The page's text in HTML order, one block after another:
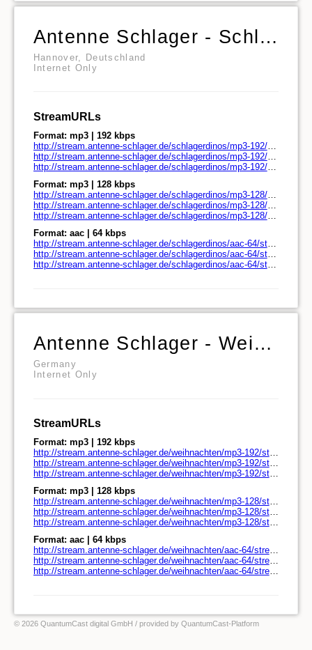
Antenne Schlager - Schlager Dinos
Hannover, Deutschland
Internet Only
StreamURLs
Format: mp3 | 192 kbps
http://stream.antenne-schlager.de/schlagerdinos/mp3-192/stream.antenne-schlager.de/
http://stream.antenne-schlager.de/schlagerdinos/mp3-192/stream.antenne-schlager.de/play.pls
http://stream.antenne-schlager.de/schlagerdinos/mp3-192/stream.antenne-schlager.de/play.m3u
Format: mp3 | 128 kbps
http://stream.antenne-schlager.de/schlagerdinos/mp3-128/stream.antenne-schlager.de/
http://stream.antenne-schlager.de/schlagerdinos/mp3-128/stream.antenne-schlager.de/play.pls
http://stream.antenne-schlager.de/schlagerdinos/mp3-128/stream.antenne-schlager.de/play.m3u
Format: aac | 64 kbps
http://stream.antenne-schlager.de/schlagerdinos/aac-64/stream.antenne-schlager.de/
http://stream.antenne-schlager.de/schlagerdinos/aac-64/stream.antenne-schlager.de/play.pls
http://stream.antenne-schlager.de/schlagerdinos/aac-64/stream.antenne-schlager.de/play.m3u
Antenne Schlager - Weihnachten
Germany
Internet Only
StreamURLs
Format: mp3 | 192 kbps
http://stream.antenne-schlager.de/weihnachten/mp3-192/stream.antenne-schlager.de/
http://stream.antenne-schlager.de/weihnachten/mp3-192/stream.antenne-schlager.de/play.pls
http://stream.antenne-schlager.de/weihnachten/mp3-192/stream.antenne-schlager.de/play.m3u
Format: mp3 | 128 kbps
http://stream.antenne-schlager.de/weihnachten/mp3-128/stream.antenne-schlager.de/
http://stream.antenne-schlager.de/weihnachten/mp3-128/stream.antenne-schlager.de/play.pls
http://stream.antenne-schlager.de/weihnachten/mp3-128/stream.antenne-schlager.de/play.m3u
Format: aac | 64 kbps
http://stream.antenne-schlager.de/weihnachten/aac-64/stream.antenne-schlager.de/
http://stream.antenne-schlager.de/weihnachten/aac-64/stream.antenne-schlager.de/play.pls
http://stream.antenne-schlager.de/weihnachten/aac-64/stream.antenne-schlager.de/play.m3u
© 2026 QuantumCast digital GmbH / provided by QuantumCast-Platform